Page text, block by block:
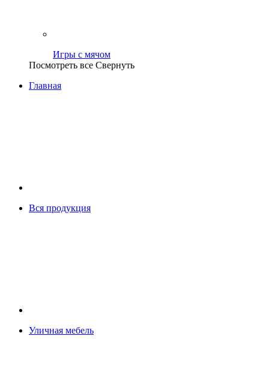
Игры с мячом
Посмотреть все Свернуть
Главная
Вся продукция
Уличная мебель